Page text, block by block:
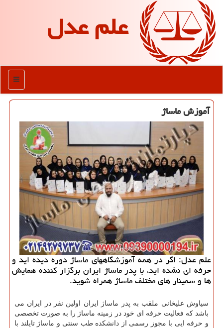
علم عدل
منو
آموزش ماساژ
علم عدل: اگر در همه آموزشگاههای ماساژ دوره دیده اید و
حرفه ای نشده اید، با پدر ماساژ ایران برگزار كننده همایش
ها و سمینار های مختلف ماساژ همراه شوید.
سیاوش علیخانی ملقب به پدر ماساژ ایران اولین نفر در ایران می
باشد که فعالیت حرفه ای خود در زمینه ماساژ را به صورت تخصصی
و حرفه ایی با مجوز رسمی از دانشکده طب سنتی و ماساژ تایلند با